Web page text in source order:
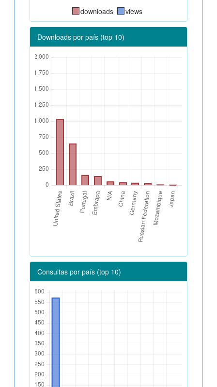
downloads views
Downloads por país (top 10)
Consultas por país (top 10)